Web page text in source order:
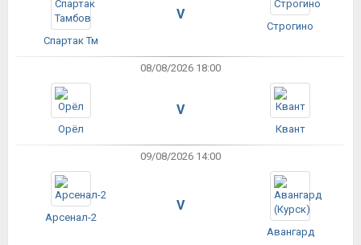
Спартак Тм
V
Строгино
08/08/2026 18:00
Орёл
V
Квант
09/08/2026 14:00
Арсенал-2
V
Авангард